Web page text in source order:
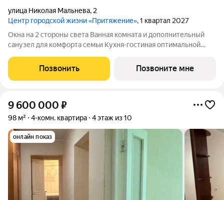
улица Николая Мальнева, 2
Центр городской жизни «Притяжение», 1 квартал 2027
Окна на 2 стороны света Ванная комната и дополнительный
санузел для комфорта семьи Кухня-гостиная оптимальной
потолка 2,73 м Улучшенная предчистовая отделка
Позвонить Позвоните мне
9 600 000 ₽
98 м² 4-комн. квартира 4 этаж из 10
онлайн показ